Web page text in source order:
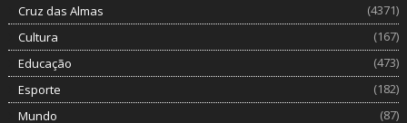
Cruz das Almas
(4371)
Cultura
(167)
Educação
(473)
Esporte
(182)
Mundo
(87)